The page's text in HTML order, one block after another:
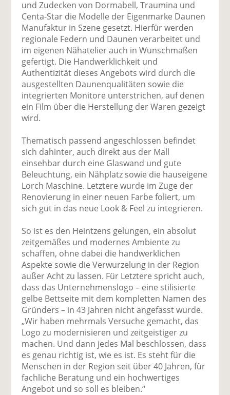
und Zudecken von Dormabell, Traumina und
Centa-Star die Modelle der Eigenmarke Daunen
Manufaktur in Szene gesetzt. Hierfür werden
regionale Federn und Daunen verarbeitet und
im eigenen Nähatelier auch in Wunschmaßen
gefertigt. Die Handwerklichkeit und
Authentizität dieses Angebots wird durch die
ausgestellten Daunenqualitäten sowie die
integrierten Monitore unterstrichen, auf denen
ein Film über die Herstellung der Waren gezeigt
wird.
Thematisch passend angeschlossen befindet
sich dahinter, auch direkt aus der Mall
einsehbar durch eine Glaswand und gute
Beleuchtung, ein Nähplatz sowie die hauseigene
Lorch Maschine. Letztere wurde im Zuge der
Renovierung in einer neuen Farbe foliert, um
sich gut in das neue Look & Feel zu integrieren.
So ist es den Heintzens gelungen, ein absolut
zeitgemäßes und modernes Ambiente zu
schaffen, ohne dabei die handwerklichen
Aspekte sowie die Verwurzelung in der Region
außer Acht zu lassen. Für Letztere spricht auch,
dass das Unternehmenslogo – eine stilisierte
gelbe Bettseite mit dem kompletten Namen des
Gründers – in 43 Jahren nicht angefasst wurde.
„Wir haben mehrmals Versuche gemacht, das
Logo zu modernisieren und zeitgeistiger zu
machen. Und dann jedes Mal beschlossen, dass
es genau richtig ist, wie es ist. Es steht für die
Menschen in der Region seit über 40 Jahren, für
fachliche Beratung und ein hochwertiges
Angebot und so soll es bleiben.“